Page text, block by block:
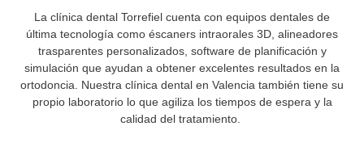
La clínica dental Torrefiel cuenta con equipos dentales de
última tecnología como éscaners intraorales 3D, alineadores
trasparentes personalizados, software de planificación y
simulación que ayudan a obtener excelentes resultados en la
ortodoncia. Nuestra clínica dental en Valencia también tiene su
propio laboratorio lo que agiliza los tiempos de espera y la
calidad del tratamiento.